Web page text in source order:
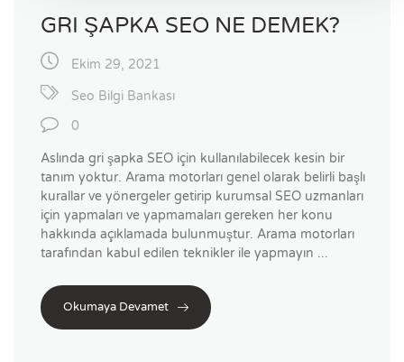
GRI ŞAPKA SEO NE DEMEK?
Ekim 29, 2021
Seo Bilgi Bankası
0
Aslında gri şapka SEO için kullanılabilecek kesin bir
tanım yoktur. Arama motorları genel olarak belirli başlı
kurallar ve yönergeler getirip kurumsal SEO uzmanları
için yapmaları ve yapmamaları gereken her konu
hakkında açıklamada bulunmuştur. Arama motorları
tarafından kabul edilen teknikler ile yapmayın ...
Okumaya Devamet